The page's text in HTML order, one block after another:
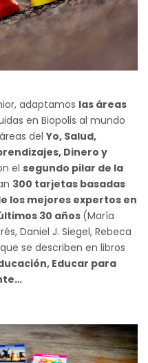
adaptamos las áreas
en Biopolis al mundo
delYo, Salud,
Dinero y
el segundo pilar de la
300 tarjetas basadas
los mejores expertos en
30 años (María
Daniel J. Siegel, Rebeca
que se describen en libros
Educar para